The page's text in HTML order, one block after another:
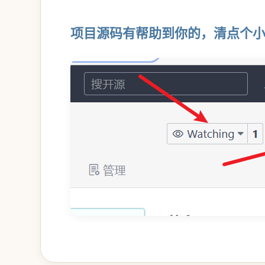
项目源码有帮助到你的，清点个